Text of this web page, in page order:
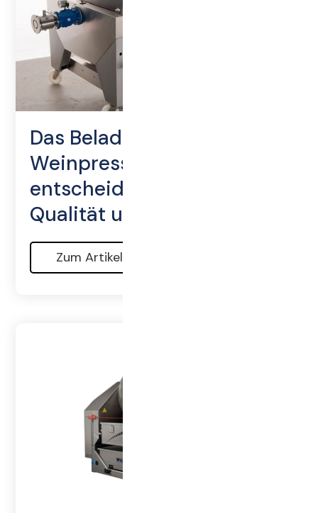
Das Beladen der MERLIN
Weinpresse – ein
entscheidender Schritt für
Qualität und Effizienz
Zum Artikel